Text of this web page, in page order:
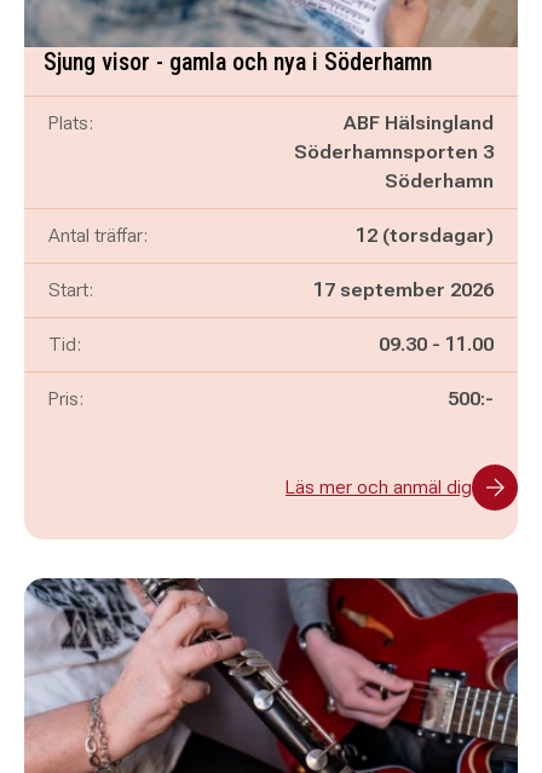
Sjung visor - gamla och nya i Söderhamn
Plats:
ABF Hälsingland
Söderhamnsporten 3
Söderhamn
Antal träffar: 12 (torsdagar)
Start: 17 september 2026
Tid: Pågår mellan
09.30 - och
11.00
Pris: 500:-
Läs mer och anmäl dig